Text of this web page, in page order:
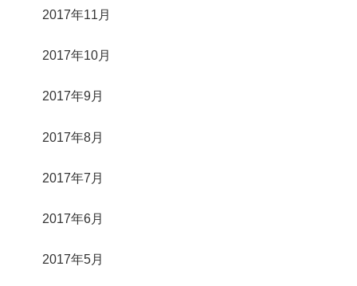
2017年11月
2017年10月
2017年9月
2017年8月
2017年7月
2017年6月
2017年5月